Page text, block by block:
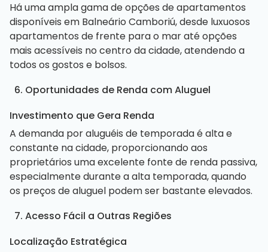
Há uma ampla gama de opções de apartamentos
disponíveis em Balneário Camboriú, desde luxuosos
apartamentos de frente para o mar até opções
mais acessíveis no centro da cidade, atendendo a
todos os gostos e bolsos.
6. Oportunidades de Renda com Aluguel
Investimento que Gera Renda
A demanda por aluguéis de temporada é alta e
constante na cidade, proporcionando aos
proprietários uma excelente fonte de renda passiva,
especialmente durante a alta temporada, quando
os preços de aluguel podem ser bastante elevados.
7. Acesso Fácil a Outras Regiões
Localização Estratégica